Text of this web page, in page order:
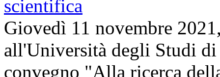
Giovedì 11 novembre
all'Università degli Studi
convegno "Alla ricerca